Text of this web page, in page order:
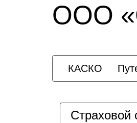
ООО
КАСКО
Страховой